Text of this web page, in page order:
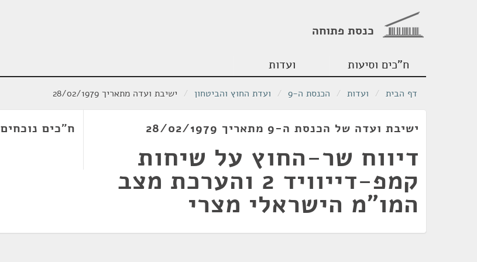
כנסת פתוחה
ח"כים וסיעות ועדות
דף הבית / ועדות / הכנסת ה-9 / ועדת החוץ והביטחון / ישיבת ועדה מתאריך 28/02/1979
ישיבת ועדה של הכנסת ה-9 מתאריך 28/02/1979
דיווח שר-החוץ על שיחות
קמפ-דייוויד 2 והערכת מצב
המו"מ הישראלי מצרי
ח"כים נוכחים